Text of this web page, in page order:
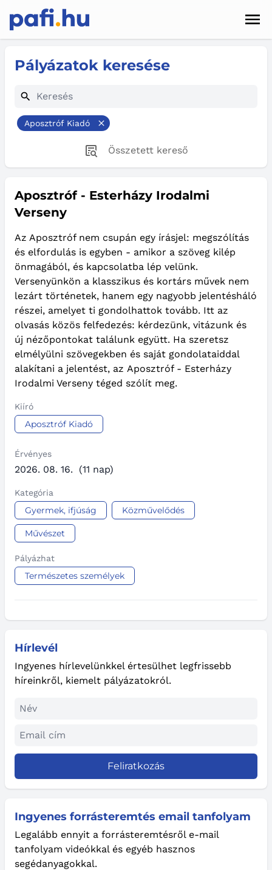
Sötét mód
Hírlevél
Ingyenes hírlevelünkkel értesülhet legfrissebb
híreinkről, kiemelt pályázatokról.
Feliratkozás
Ingyenes forrásteremtés email tanfolyam
Legalább ennyit a forrásteremtésről e-mail
tanfolyam videókkal és egyéb hasznos
segédanyagokkal.
Pályázatok keresése
Aposztróf Kiadó
Összetett kereső
Aposztróf - Esterházy Irodalmi
Verseny
Az Aposztróf nem csupán egy írásjel: megszólítás
és elfordulás is egyben - amikor a szöveg kilép
önmagából, és kapcsolatba lép velünk.
Versenyünkön a klasszikus és kortárs művek nem
lezárt történetek, hanem egy nagyobb jelentésháló
részei, amelyet ti gondolhattok tovább. Itt az
olvasás közös felfedezés: kérdezünk, vitázunk és
új nézőpontokat találunk együtt. Ha szeretsz
elmélyülni szövegekben és saját gondolataiddal
alakítani a jelentést, az Aposztróf - Esterházy
Irodalmi Verseny téged szólít meg.
Kiíró
Aposztróf Kiadó
Érvényes
2026. 08. 16. (11 nap)
Kategória
Gyermek, ifjúság Közművelődés
Művészet
Pályázhat
Természetes személyek